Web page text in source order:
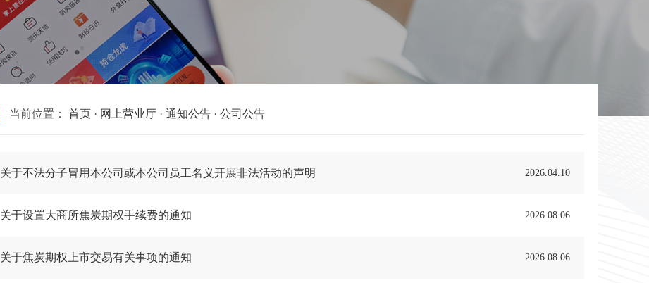
当前位置： 首页 · 网上营业厅 · 通知公告 · 公司公告
关于不法分子冒用本公司或本公司员工名义开展非法活动的声明 2026.04.10
关于设置大商所焦炭期权手续费的通知 2026.08.06
关于焦炭期权上市交易有关事项的通知 2026.08.06